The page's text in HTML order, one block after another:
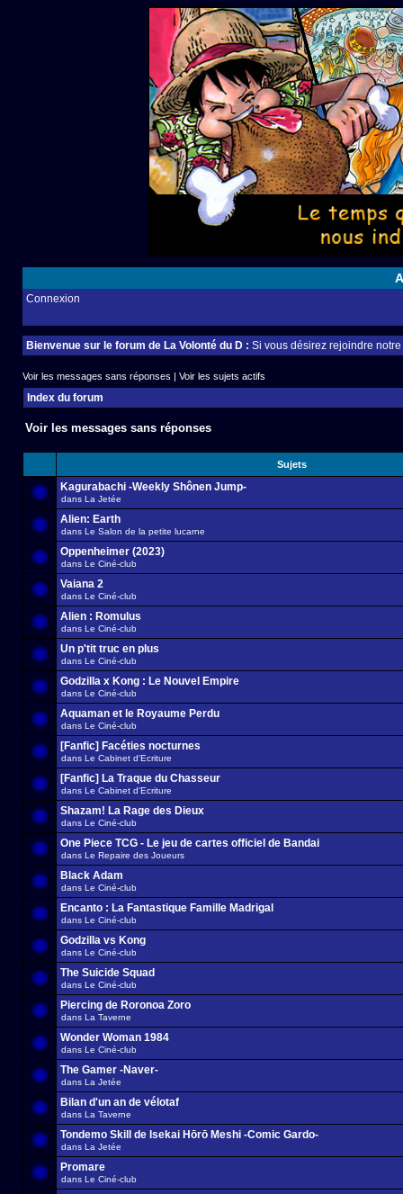
Connexion
Bienvenue sur le forum de La Volonté du D : Si vous désirez rejoindre
Voir les messages sans réponses | Voir les sujets actifs
Index du forum
Voir les messages sans réponses
Sujets
Kagurabachi -Weekly Shônen Jump-
dans La Jetée
Alien: Earth
dans Le Salon de la petite lucarne
Oppenheimer (2023)
dans Le Ciné-club
Vaiana 2
dans Le Ciné-club
Alien : Romulus
dans Le Ciné-club
Un p'tit truc en plus
dans Le Ciné-club
Godzilla x Kong : Le Nouvel Empire
dans Le Ciné-club
Aquaman et le Royaume Perdu
dans Le Ciné-club
[Fanfic] Facéties nocturnes
dans Le Cabinet d'Ecriture
[Fanfic] La Traque du Chasseur
dans Le Cabinet d'Ecriture
Shazam! La Rage des Dieux
dans Le Ciné-club
One Piece TCG - Le jeu de cartes officiel de Bandai
dans Le Repaire des Joueurs
Black Adam
dans Le Ciné-club
Encanto : La Fantastique Famille Madrigal
dans Le Ciné-club
Godzilla vs Kong
dans Le Ciné-club
The Suicide Squad
dans Le Ciné-club
Piercing de Roronoa Zoro
dans La Taverne
Wonder Woman 1984
dans Le Ciné-club
The Gamer -Naver-
dans La Jetée
Bilan d'un an de vélotaf
dans La Taverne
Tondemo Skill de Isekai Hōrō Meshi -Comic Gardo-
dans La Jetée
Promare
dans Le Ciné-club